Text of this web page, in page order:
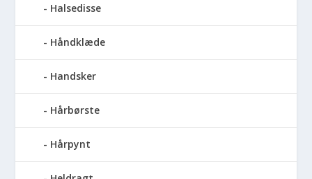
Halsedisse
Håndklæde
Handsker
Hårbørste
Hårpynt